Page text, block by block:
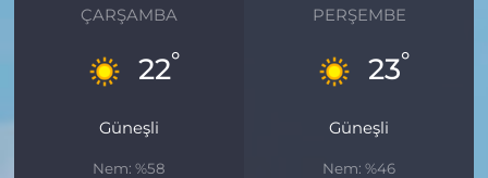
ÇARŞAMBA
22°
Güneşli
Nem: %58
PERŞEMBE
23°
Güneşli
Nem: %46